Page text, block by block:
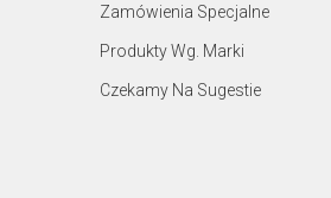
Zamówienia Specjalne
Produkty Wg. Marki
Czekamy Na Sugestie